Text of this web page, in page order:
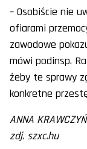
– Osobiście nie
ofiarami
zawodowe
mówi podinsp.
żeby te sprawy
konkretne
ANNA
zdj. szxc.hu